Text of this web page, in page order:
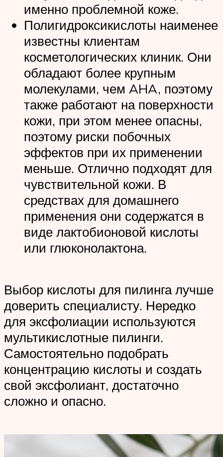
именно проблемной коже.
Полигидроксикислоты наименее
известны клиентам
косметологических клиник. Они
обладают более крупным
молекулами, чем AHA, поэтому
также работают на поверхности
кожи, при этом менее опасны,
поэтому риски побочных
эффектов при их применении
меньше. Отлично подходят для
чувствительной кожи. В
средствах для домашнего
применения они содержатся в
виде лактобионовой кислоты
или глюконолактона.
Выбор кислоты для пилинга лучше
доверить специалисту. Нередко
для эксфолиации используются
мультикислотные пилинги.
Самостоятельно подобрать
концентрацию кислоты и создать
свой эксфолиант, достаточно
сложно и опасно.